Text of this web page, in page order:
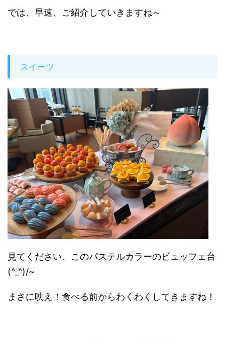
では、早速、ご紹介していきますね～
スイーツ
見てください、このパステルカラーのビュッフェ台
(^_^)/~
まさに映え！食べる前からわくわくしてきますね！